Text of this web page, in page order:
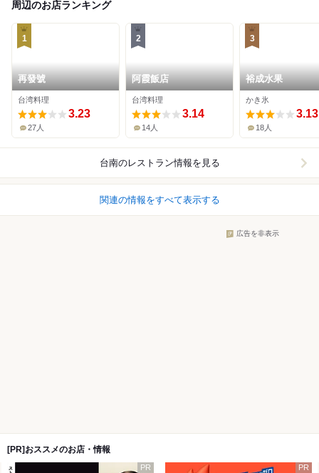
周辺のお店ランキング
1
再發號
台湾料理
3.23
27人
2
阿霞飯店
台湾料理
3.14
14人
3
裕成水果
かき氷
3.13
18人
台南のレストラン情報を見る
関連の情報をすべて表示する
広告を非表示
[PR]おススメのお店・情報
PR PR